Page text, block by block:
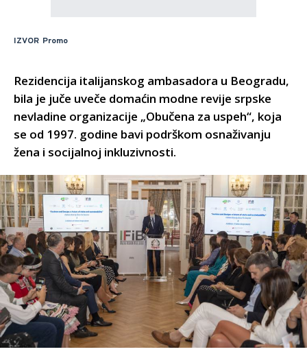
IZVOR Promo
Rezidencija italijanskog ambasadora u Beogradu,
bila je juče uveče domaćin modne revije srpske
nevladine organizacije „Obučena za uspeh“, koja
se od 1997. godine bavi podrškom osnaživanju
žena i socijalnoj inkluzivnosti.